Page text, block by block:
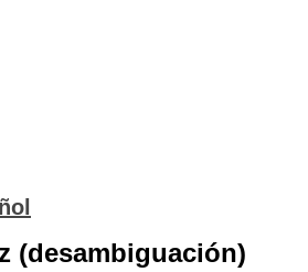
(desambiguación)